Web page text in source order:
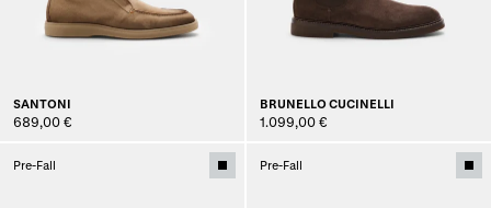
SANTONI
689,00 €
BRUNELLO CUCINELLI
1.099,00 €
Pre-Fall Pre-Fall